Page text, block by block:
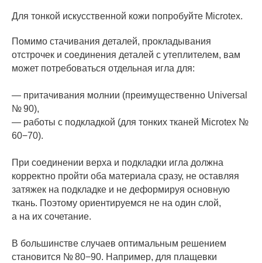
Для тонкой искусственной кожи попробуйте Microtex.
Помимо стачивания деталей, прокладывания
отстрочек и соединения деталей с утеплителем, вам
может потребоваться отдельная игла для:
— притачивания молнии (преимущественно Universal
№ 90),
— работы с подкладкой (для тонких тканей Microtex №
60−70).
При соединении верха и подкладки игла должна
корректно пройти оба материала сразу, не оставляя
затяжек на подкладке и не деформируя основную
ткань. Поэтому ориентируемся не на один слой,
а на их сочетание.
В большинстве случаев оптимальным решением
становится № 80−90. Например, для плащевки